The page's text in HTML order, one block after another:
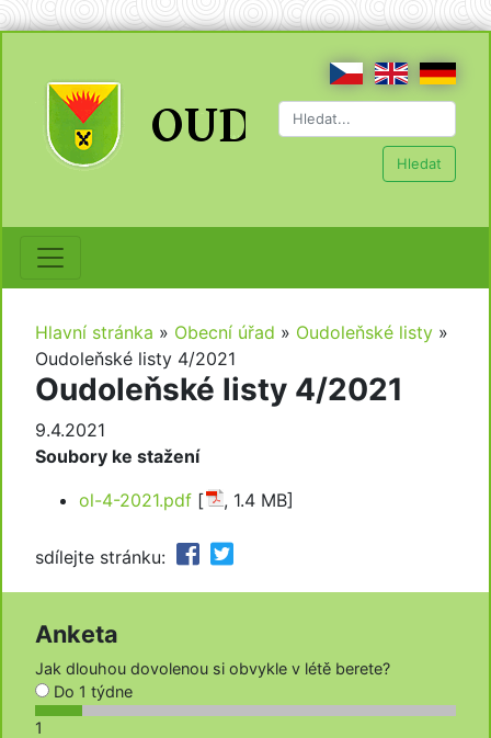
Hledat
Hlavní stránka » Obecní úřad » Oudoleňské listy »
Oudoleňské listy 4/2021
Oudoleňské listy 4/2021
9.4.2021
Soubory ke stažení
ol-4-2021.pdf [ , 1.4 MB]
sdílejte stránku:
Anketa
Jak dlouhou dovolenou si obvykle v létě berete?
Do 1 týdne
1